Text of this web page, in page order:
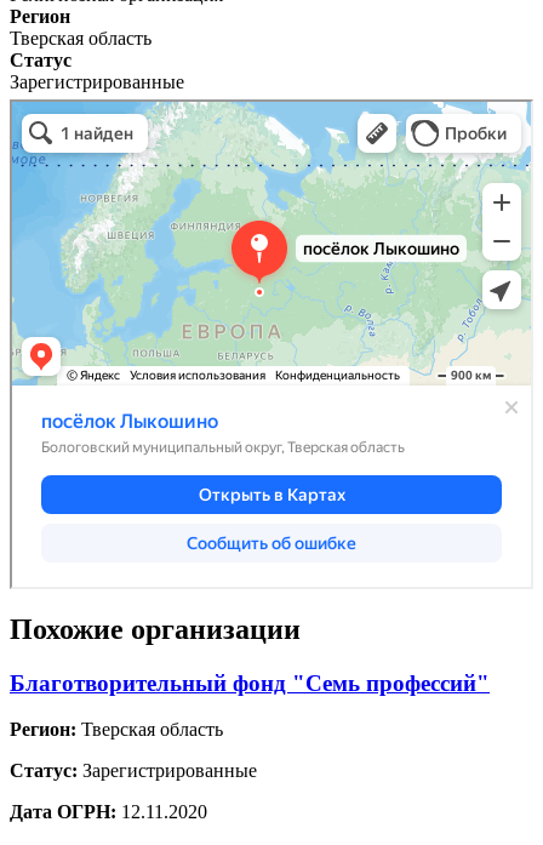
Регион
Тверская область
Статус
Зарегистрированные
Похожие организации
Благотворительный фонд "Семь профессий"
Регион: Тверская область
Статус: Зарегистрированные
Дата ОГРН: 12.11.2020